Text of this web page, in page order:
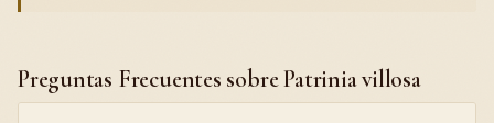
Preguntas Frecuentes sobre Patrinia villosa